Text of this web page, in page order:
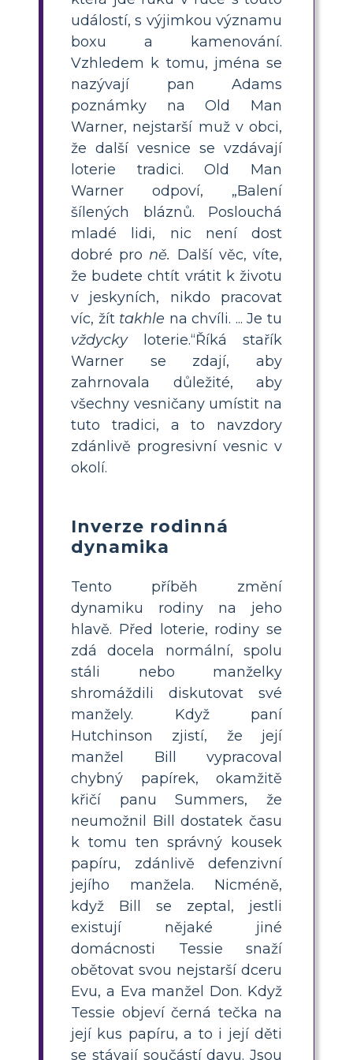
událostí, s výjimkou významu
boxu a kamenování.
Vzhledem k tomu, jména se
nazývají pan Adams
poznámky na Old Man
Warner, nejstarší muž v obci,
že další vesnice se vzdávají
loterie tradici. Old Man
Warner odpoví, „Balení
šílených bláznů. Poslouchá
mladé lidi, nic není dost
dobré pro ně. Další věc, víte,
že budete chtít vrátit k životu
v jeskyních, nikdo pracovat
víc, žít takhle na chvíli. ... Je tu
vždyckyloterie.“Říká stařík
Warner se zdají, aby
zahrnovala důležité, aby
všechny vesničany umístit na
tuto tradici, a to navzdory
zdánlivě progresivní vesnic v
okolí.
Inverze rodinná
dynamika
Tento příběh změní
dynamiku rodiny na jeho
hlavě. Před loterie, rodiny se
zdá docela normální, spolu
stáli nebo manželky
shromáždili diskutovat své
manžely. Když paní
Hutchinson zjistí, že její
manžel Bill vypracoval
chybný papírek, okamžitě
křičí panu Summers, že
neumožnil Bill dostatek času
k tomu ten správný kousek
papíru, zdánlivě defenzivní
jejího manžela. Nicméně,
když Bill se zeptal, jestli
existují nějaké jiné
domácnosti Tessie snaží
obětovat svou nejstarší dceru
Evu, a Eva manžel Don. Když
Tessie objeví černá tečka na
její kus papíru, a to i její děti
se stávají součástí davu. Jsou